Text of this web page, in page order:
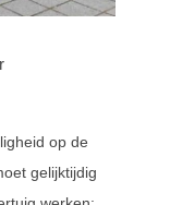
op de
gelijktijdig